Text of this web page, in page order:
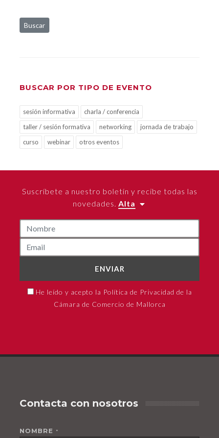
Buscar
BUSCAR POR TIPO DE EVENTO
sesión informativa
charla / conferencia
taller / sesión formativa
networking
jornada de trabajo
curso
webinar otros eventos
Suscríbete a nuestro boletín y recibe todas las
novedades. Alta
ENVIAR
He leído y acepto la Política de Privacidad de la
Cámara de Comercio de Mallorca
Contacta con nosotros
NOMBRE *